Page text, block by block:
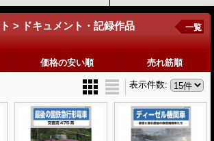
> ドキュメント・記録作品
一覧
価格の安い順 売れ筋順
表示件数: